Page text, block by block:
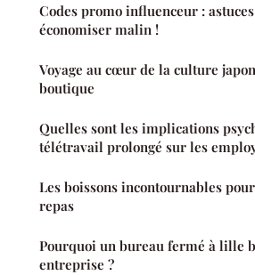
Codes promo influenceur :
économiser malin !
Voyage au cœur de la culture
boutique
Quelles sont les implications
télétravail prolongé sur les
Les boissons incontournables
repas
Pourquoi un bureau fermé à lille
entreprise ?